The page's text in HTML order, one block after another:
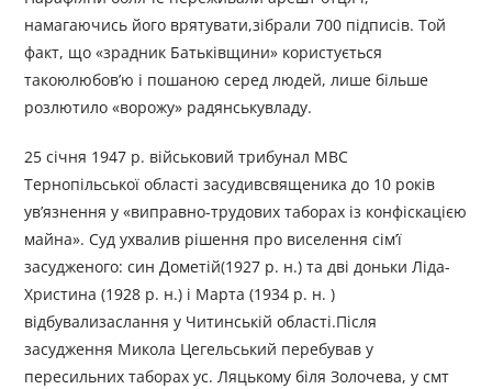
намагаючись його врятувати,зібрали 700 підписів. Той
факт, що «зрадник Батьківщини» користується
такоюлюбов’ю і пошаною серед людей, лише більше
розлютило «ворожу» радянськувладу.
25 січня 1947 р. військовий трибунал МВС
Тернопільської області засудивсвященика до 10 років
ув’язнення у «виправно-трудових таборах із конфіскацією
майна». Суд ухвалив рішення про виселення сім’ї
засудженого: син Дометій(1927 р. н.) та дві доньки Ліда-
Христина (1928 р. н.) і Марта (1934 р. н. )
відбувализаслання у Читинській області.Після
засудження Микола Цегельський перебував у
пересильних таборах ус. Ляцькому біля Золочева, у смт